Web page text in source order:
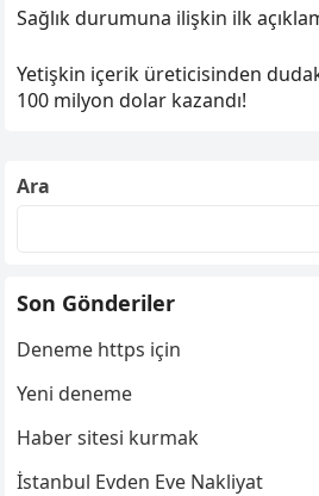
Sağlık durumuna ilişkin ilk
Yetişkin içerik üreticisinden
100 milyon dolar kazandı!
Ara
Son Gönderiler
Deneme https için
Yeni deneme
Haber sitesi kurmak
İstanbul Evden Eve Nakliyat